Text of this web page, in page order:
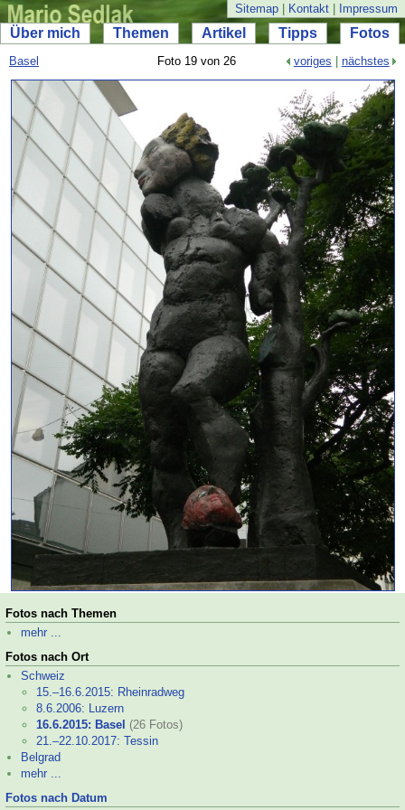
Sitemap Kontakt Impressum
Über mich Themen Artikel Tipps Fotos
Basel Foto 19 von 26 voriges nächstes
Fotos nach Themen
mehr ...
Fotos nach Ort
Schweiz
15.–16.6.2015: Rheinradweg
8.6.2006: Luzern
16.6.2015: Basel (26 Fotos)
21.–22.10.2017: Tessin
Belgrad
mehr ...
Fotos nach Datum